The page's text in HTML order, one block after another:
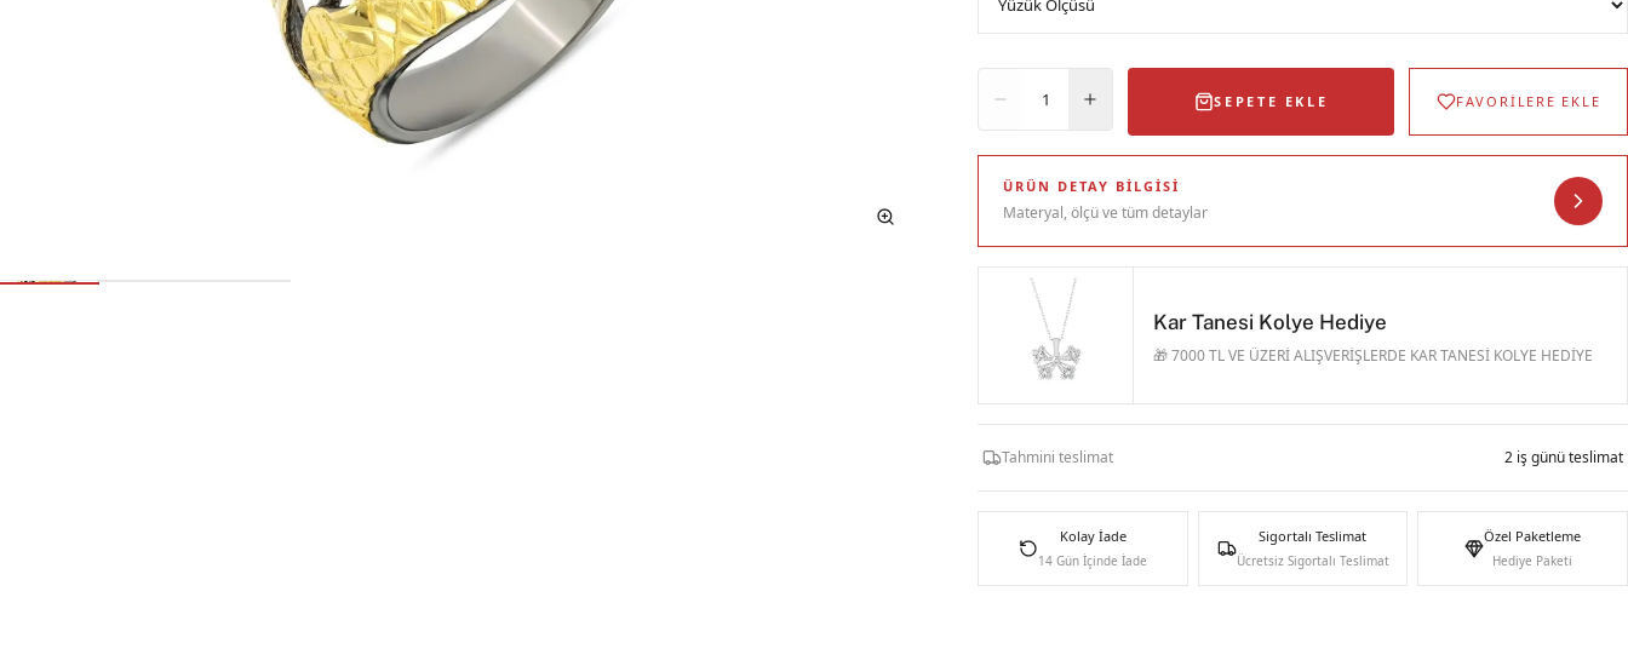
1 SEPETE EKLE FAVORİLERE EKLE
ÜRÜN DETAY BILGISI
Materyal, ölçü ve tüm detaylar
Kar Tanesi Kolye Hediye
🎁 7000 TL VE ÜZERİ ALIŞVERİŞLERDE KAR TANESİ KOLYE HEDİYE
Tahmini teslimat 2 iş günü teslimat
Kolay İade
14 Gün İçinde İade
Sigortalı Teslimat
Ücretsiz Sigortalı Teslimat
Özel Paketleme
Hediye Paketi